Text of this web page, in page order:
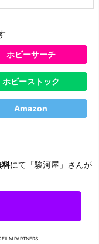
ホビーサーチ
ホビーストック
Amazon
料にて「駿河屋」さんが
PARTNERS